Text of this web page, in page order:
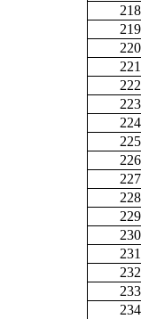
218
219
220
221
222
223
224
225
226
227
228
229
230
231
232
233
234